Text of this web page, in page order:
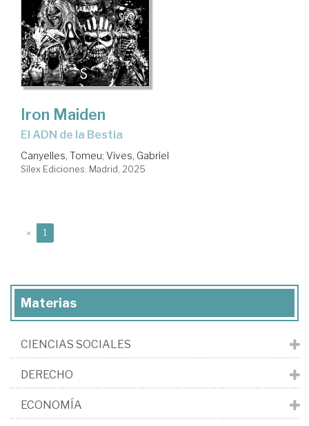
Iron Maiden
El ADN de la Bestia
Canyelles, Tomeu; Vives, Gabriel
Sílex Ediciones. Madrid, 2025
« 1
Materias
CIENCIAS SOCIALES
DERECHO
ECONOMÍA